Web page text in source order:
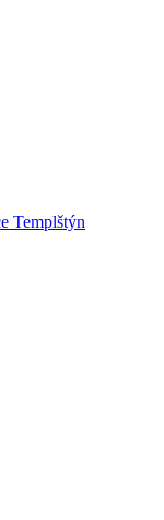
Templštýn